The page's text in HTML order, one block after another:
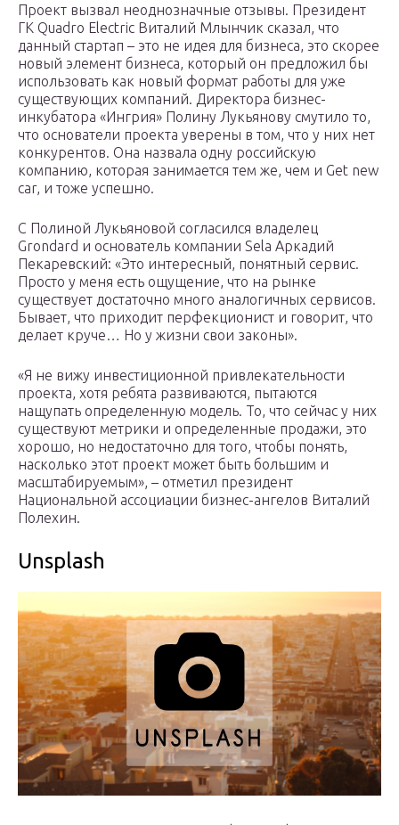
Проект вызвал неоднозначные отзывы. Президент
ГК Quadro Electric Виталий Млынчик сказал, что
данный стартап – это не идея для бизнеса, это скорее
новый элемент бизнеса, который он предложил бы
использовать как новый формат работы для уже
существующих компаний. Директора бизнес-
инкубатора «Ингрия» Полину Лукьянову смутило то,
что основатели проекта уверены в том, что у них нет
конкурентов. Она назвала одну российскую
компанию, которая занимается тем же, чем и Get new
car, и тоже успешно.
С Полиной Лукьяновой согласился владелец
Grondard и основатель компании Sela Аркадий
Пекаревский: «Это интересный, понятный сервис.
Просто у меня есть ощущение, что на рынке
существует достаточно много аналогичных сервисов.
Бывает, что приходит перфекционист и говорит, что
делает круче… Но у жизни свои законы».
«Я не вижу инвестиционной привлекательности
проекта, хотя ребята развиваются, пытаются
нащупать определенную модель. То, что сейчас у них
существуют метрики и определенные продажи, это
хорошо, но недостаточно для того, чтобы понять,
насколько этот проект может быть большим и
масштабируемым», – отметил президент
Национальной ассоциации бизнес-ангелов Виталий
Полехин.
Unsplash